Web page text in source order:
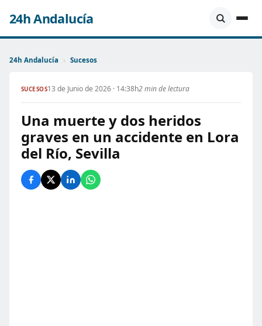
24h Andalucía
24h Andalucía › Sucesos
SUCESOS13 de Junio de 2026 · 14:38h2 min de lectura
Una muerte y dos heridos
graves en un accidente en Lora
del Río, Sevilla